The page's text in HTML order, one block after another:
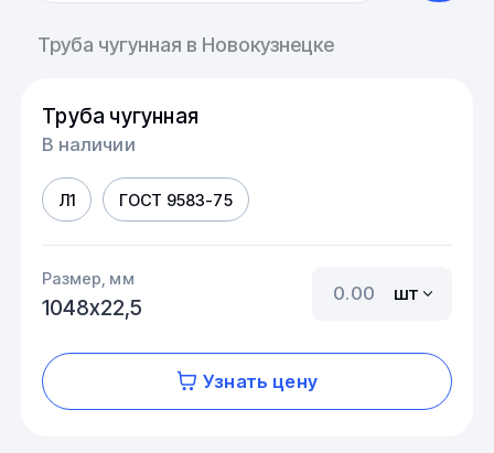
Труба чугунная в Новокузнецке
Труба чугунная
В наличии
Л1 ГОСТ 9583-75
Размер, мм
1048х22,5
шт
Узнать цену